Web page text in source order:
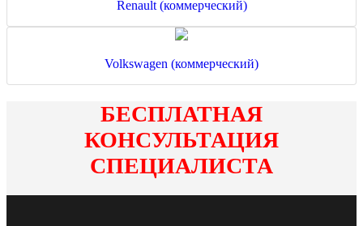
Renault (коммерческий)
Volkswagen (коммерческий)
БЕСПЛАТНАЯ
КОНСУЛЬТАЦИЯ
СПЕЦИАЛИСТА